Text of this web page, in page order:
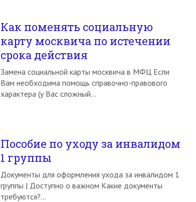
Как поменять социальную
карту москвича по истечении
срока действия
Замена социальной карты москвича в МФЦ Если
Вам необходима помощь справочно-правового
характера (у Вас сложный…
Пособие по уходу за инвалидом
1 группы
Документы для оформления ухода за инвалидом 1
группы | Доступно о важном Какие документы
требуются?…